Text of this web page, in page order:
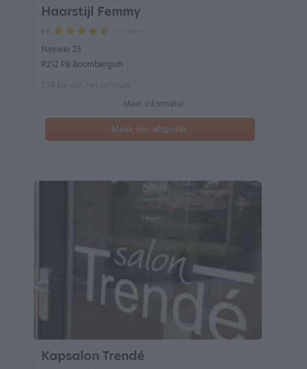
Haarstijl Femmy
9.6
Nijewei 25
9212 PB Boornbergum
Meer informatie
Maak een afspraak
Kapsalon Trendé